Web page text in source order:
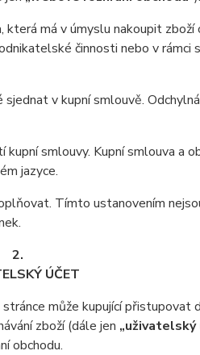
má v úmyslu nakoupit zboží
činnosti nebo v
v kupní smlouvě.
smlouvy. Kupní smlouva a
jazyce.
Tímto ustanovením
2.
ÚČET
může kupující přistupovat
zboží (dále jen „uživatelský
obchodu.